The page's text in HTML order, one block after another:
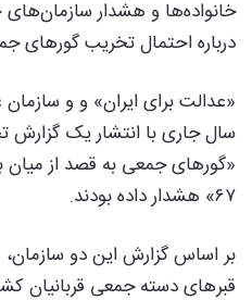
خانواده‌ها و هشدار
درباره احتمال تخریب گورهای
«عدالت برای ایران» و و
سال جاری با انتشار یک
«گورهای جمعی به قصد از میان
۶۷» هشدار داده بودند.
بر اساس گزارش این دو